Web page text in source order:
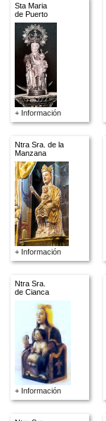
Sta Maria
de Puerto
+ Información
Ntra Sra. de la
Manzana
+ Información
Ntra Sra.
de Cianca
+ Información